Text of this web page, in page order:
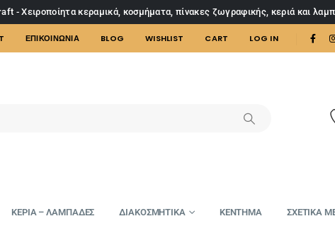
- Χειροποίητα κεραμικά, κοσμήματα, πίνακες ζωγραφικής, κεριά και
ΕΠΙΚΟΙΝΩΝΙΑ BLOG WISHLIST CART LOG IN
ΚΕΡΙΑ – ΛΑΜΠΑΔΕΣ ΔΙΑΚΟΣΜΗΤΙΚΑ ΚΕΝΤΗΜΑ ΣΧΕΤΙΚΑ